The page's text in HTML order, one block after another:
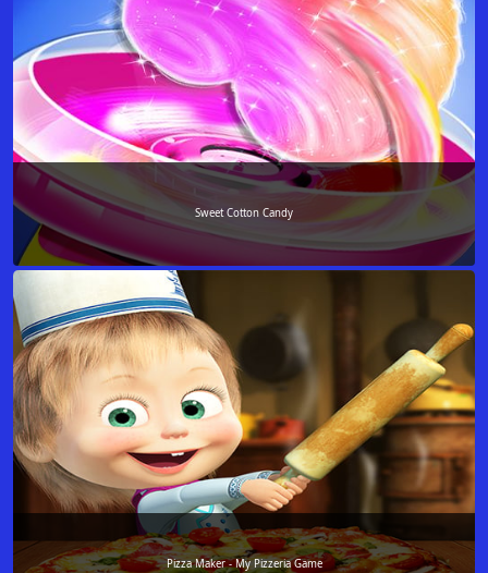
Sweet Cotton Candy
Pizza Maker - My Pizzeria Game